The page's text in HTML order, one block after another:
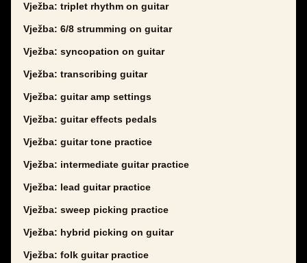
Vježba: triplet rhythm on guitar
Vježba: 6/8 strumming on guitar
Vježba: syncopation on guitar
Vježba: transcribing guitar
Vježba: guitar amp settings
Vježba: guitar effects pedals
Vježba: guitar tone practice
Vježba: intermediate guitar practice
Vježba: lead guitar practice
Vježba: sweep picking practice
Vježba: hybrid picking on guitar
Vježba: folk guitar practice